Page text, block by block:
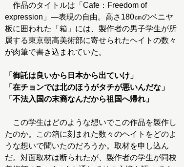
作品のタイトルは「Cafe：Freedom of
expression」―表現の自由。高さ180㎝のベニヤ
板に囲われた「箱」には、製作者の男子学生が所
属する東京朝高美術部に寄せられたヘイトの数々
が肉筆で書き込まれていた。
「御託は良いから日本から出ていけ」
「在チョンでは北のほうがタチが悪いんだな」
「不法入国の末裔なんだから祖国へ帰れ」
この学生はどのような想いでこの作品を製作し
たのか。この箱に刻まれた数々のヘイトをどのよ
うな想いで聞いたのだろうか。取材を申し込ん
だ。対面取材は断られたが、製作者の学生が同校